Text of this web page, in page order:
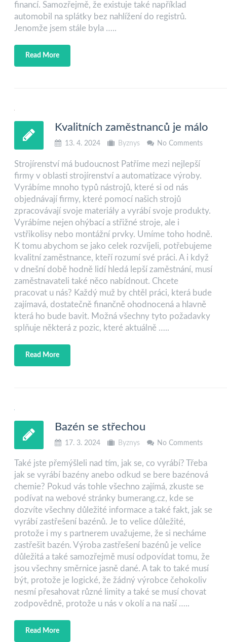
financí. Samozřejmě, že existuje také například
automobil na splátky bez nahlížení do registrů.
Jenomže jsem stále byla …..
Read More
Kvalitních zaměstnanců je málo
13. 4. 2024 Byznys No Comments
Strojírenství má budoucnost Patříme mezi nejlepší
firmy v oblasti strojírenství a automatizace výroby.
Vyrábíme mnoho typů nástrojů, které si od nás
objednávají firmy, které pomocí našich strojů
zpracovávají svoje materiály a vyrábí svoje produkty.
Vyrábíme nejen ohýbací a střižné stroje, ale i
vstřikolisy nebo montážní prvky. Umíme toho hodně.
K tomu abychom se jako celek rozvíjeli, potřebujeme
kvalitní zaměstnance, kteří rozumí své práci. A i když
v dnešní době hodně lidí hledá lepší zaměstnání, musí
zaměstnavateli také něco nabídnout. Chcete
pracovat u nás? Každý muž by chtěl práci, která bude
zajímavá, dostatečně finančně ohodnocená a hlavně
která ho bude bavit. Možná všechny tyto požadavky
splňuje některá z pozic, které aktuálně …..
Read More
Bazén se střechou
17. 3. 2024 Byznys No Comments
Také jste přemýšleli nad tím, jak se, co vyrábí? Třeba
jak se vyrábí bazény anebo odkud se bere bazénová
chemie? Pokud vás tohle všechno zajímá, zkuste se
podívat na webové stránky bumerang.cz, kde se
dozvíte všechny důležité informace a také fakt, jak se
vyrábí zastřešení bazénů. Je to velice důležité,
protože i my s partnerem uvažujeme, že si necháme
zastřešit bazén. Výroba zastřešení bazénů je velice
důležitá a také samozřejmě musí odpovídat tomu, že
jsou všechny směrnice jasně dané. A tak to také musí
být, protože je logické, že žádný výrobce čehokoliv
nesmí přesahovat různé limity a také se musí chovat
zodpovědně, protože u nás v okolí a na naší …..
Read More